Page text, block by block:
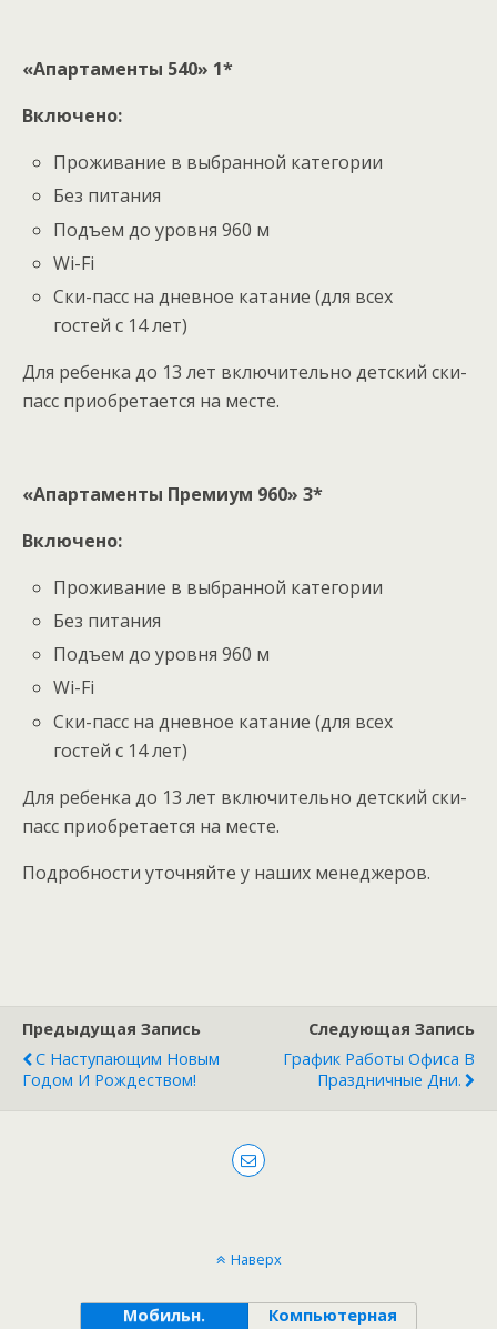
«Апартаменты 540» 1*
Включено:
Проживание в выбранной категории
Без питания
Подъем до уровня 960 м
Wi-Fi
Ски-пасс на дневное катание (для всех
гостей с 14 лет)
Для ребенка до 13 лет включительно детский ски-
пасс приобретается на месте.
«Апартаменты Премиум 960» 3*
Включено:
Проживание в выбранной категории
Без питания
Подъем до уровня 960 м
Wi-Fi
Ски-пасс на дневное катание (для всех
гостей с 14 лет)
Для ребенка до 13 лет включительно детский ски-
пасс приобретается на месте.
Подробности уточняйте у наших менеджеров.
Предыдущая Запись
С Наступающим Новым
Годом И Рождеством!
Следующая Запись
График Работы Офиса В
Праздничные Дни.
Наверх
Мобильн. Компьютерная